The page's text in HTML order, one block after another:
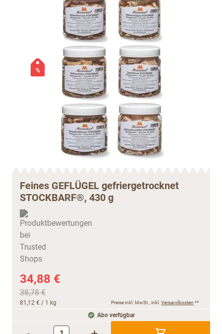
%
Feines GEFLÜGEL gefriergetrocknet
STOCKBARF®, 430 g
34,88 €
38,78 €
81,12 € / 1 kg Preise inkl. MwSt., inkl. Versandkosten **
Abo verfügbar